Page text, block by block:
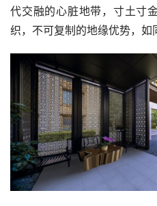
代交融的心脏地带，寸土寸
织，不可复制的地缘优势，如